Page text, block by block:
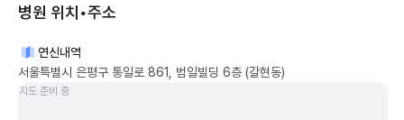
병원 위치•주소
연신내역
서울특별시 은평구 통일로 861, 범일빌딩 6층 (갈현동)
지도 준비 중